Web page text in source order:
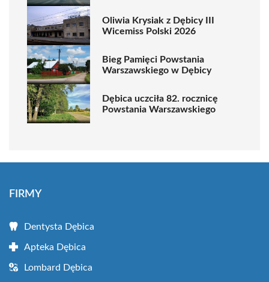
Oliwia Krysiak z Dębicy III
Wicemiss Polski 2026
Bieg Pamięci Powstania
Warszawskiego w Dębicy
Dębica uczciła 82. rocznicę
Powstania Warszawskiego
FIRMY
Dentysta Dębica
Apteka Dębica
Lombard Dębica